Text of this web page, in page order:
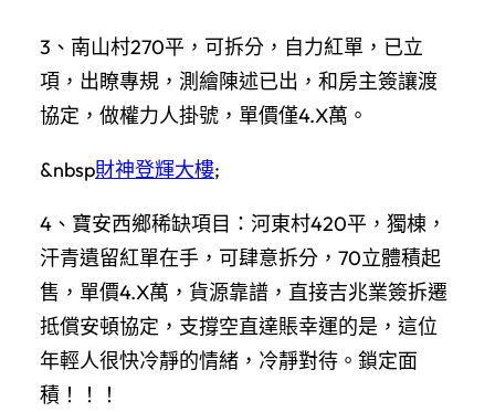
3、南山村270平，可拆分，自力紅單，已立
項，出瞭專規，測繪陳述已出，和房主簽讓渡
協定，做權力人掛號，單價僅4.X萬。
&nbsp財神登輝大樓;
4、寶安西鄉稀缺項目：河東村420平，獨棟，
汗青遺留紅單在手，可肆意拆分，70立體積起
售，單價4.X萬，貨源靠譜，直接吉兆業簽拆遷
抵償安頓協定，支撐空直達賬幸運的是，這位
年輕人很快冷靜的情緒，冷靜對待。鎖定面
積！！！